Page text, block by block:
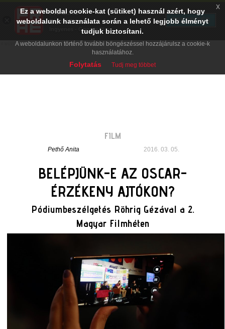
FILM
Pethő Anita 2016. 03. 05.
BELÉPJÜNK-E AZ OSCAR-
ÉRZÉKENY AJTÓKON?
Pódiumbeszélgetés Röhrig Gézával a 2.
Magyar Filmhéten
Ez a weboldal cookie-kat (sütiket) használ azért, hogy
weboldalunk használata során a lehető legjobb élményt
tudjuk biztosítani.
A weboldalunkon történő további böngészéssel hozzájárulsz a cookie-k
használatához.
Folytatás Tudj meg többet
x
PRAE.HU
Digital Evolution
Ingyenes - Google Play
TELEPÍTÉS